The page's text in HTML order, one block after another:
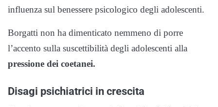
influenza sul benessere psicologico degli adolescenti.
Borgatti non ha dimenticato nemmeno di porre
l’accento sulla suscettibilità degli adolescenti alla
pressione dei coetanei.
Disagi psichiatrici in crescita